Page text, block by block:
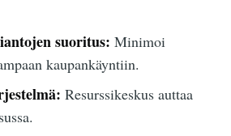
suoritus: Minimoi
kaupankäyntiin.
Resurssikeskus auttaa